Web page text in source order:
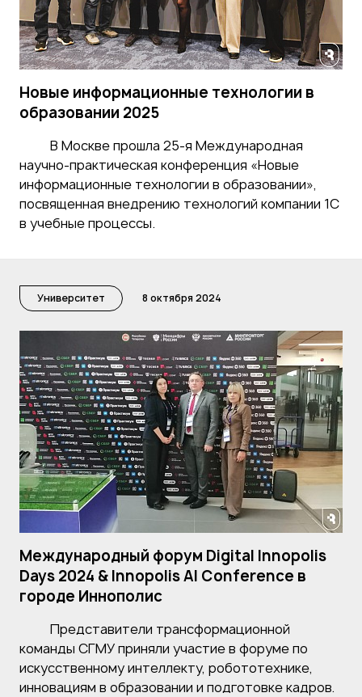
Новые информационные технологии в
образовании 2025
В Москве прошла 25-я Международная
научно-практическая конференция «Новые
информационные технологии в образовании»,
посвященная внедрению технологий компании 1С
в учебные процессы.
Университет 8 октября 2024
Международный форум Digital Innopolis
Days 2024 & Innopolis AI Conference в
городе Иннополис
Представители трансформационной
команды СГМУ приняли участие в форуме по
искусственному интеллекту, робототехнике,
инновациям в образовании и подготовке кадров.